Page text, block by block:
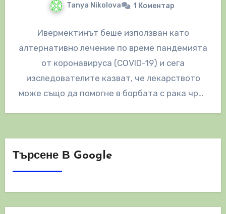
Tanya Nikolova 1 Коментар
Ивермектинът беше използван като
алтернативно лечение по време пандемията
от коронавируса (COVID-19) и сега
изследователите казват, че лекарството
може също да помогне в борбата с рака чрез
Търсене В Google